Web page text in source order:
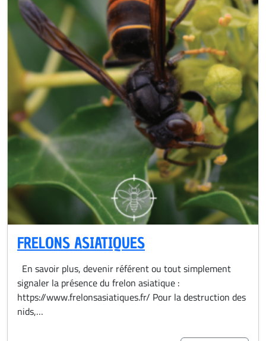
FRELONS ASIATIQUES
En savoir plus, devenir référent ou tout simplement
signaler la présence du frelon asiatique :
https://www.frelonsasiatiques.fr/ Pour la destruction des
nids,…